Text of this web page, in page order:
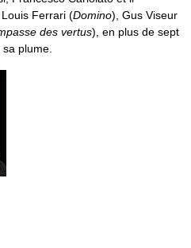
Ferrari (Domino), Gus Viseur
des vertus), en plus de sept
plume.